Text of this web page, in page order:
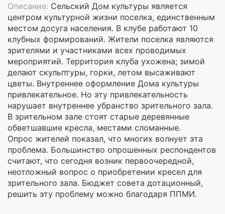
Описание: Сельский Дом культуры является
центром культурной жизни поселка, единственным
местом досуга населения. В клубе работают 10
клубных формирований. Жители поселка являются
зрителями и участниками всех проводимых
мероприятий. Территория клуба ухожена; зимой
делают скульптуры, горки, летом высаживают
цветы. Внутреннее оформление Дома культуры
привлекательное. Но эту привлекательность
нарушает внутреннее убранство зрительного зала.
В зрительном зале стоят старые деревянные
обветшавшие кресла, местами сломанные.
Опрос жителей показал, что многих волнует эта
проблема. Большинство опрошенных респондентов
считают, что сегодня возник первоочередной,
неотложный вопрос о приобретении кресел для
зрительного зала. Бюджет совета дотационный,
решить эту проблему можно благодаря ППМИ.